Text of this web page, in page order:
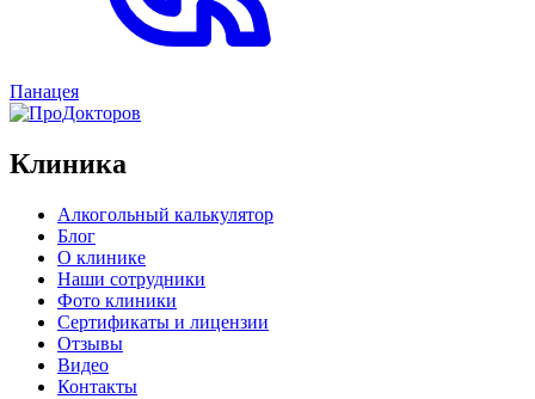
Панацея
Клиника
Алкогольный калькулятор
Блог
О клинике
Наши сотрудники
Фото клиники
Сертификаты и лицензии
Отзывы
Видео
Контакты